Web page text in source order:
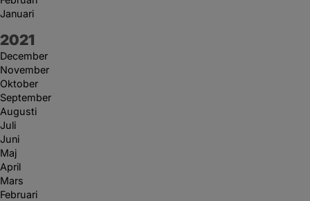
Januari
År:
2021
December
November
Oktober
September
Augusti
Juli
Juni
Maj
April
Mars
Februari